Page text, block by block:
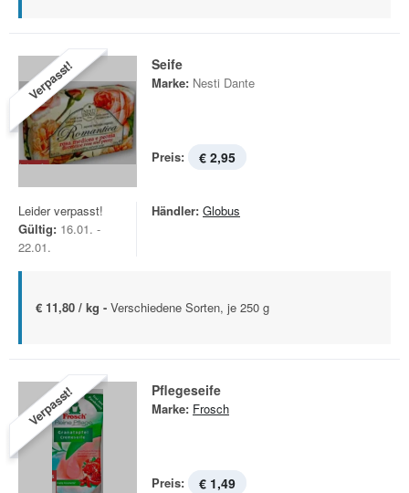
Verpasst! Seife
Marke: Nesti Dante
Preis: € 2,95
Leider verpasst!
Gültig: 16.01. -
22.01.
Händler: Globus
€ 11,80 / kg - Verschiedene Sorten, je 250 g
Verpasst! Pflegeseife
Marke: Frosch
Preis: € 1,49